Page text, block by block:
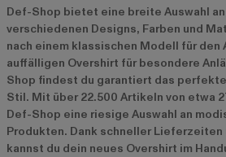
Def-Shop bietet eine breite Auswahl
verschiedenen Designs, Farben und
nach einem klassischen Modell für den
auffälligen Overshirt für besondere
Shop findest du garantiert das
Stil. Mit über 22.500 Artikeln von etwa
Def-Shop eine riesige Auswahl an
Produkten. Dank schneller
kannst du dein neues Overshirt im